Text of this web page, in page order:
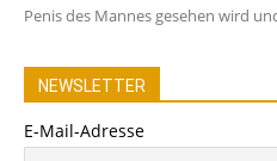
Penis des Mannes gesehen wird
NEWSLETTER
E-Mail-Adresse